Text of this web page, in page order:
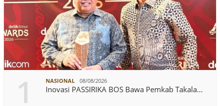
1 NASIONAL 08/08/2026
Inovasi PASSIRIKA BOS Bawa Pemkab Takala…